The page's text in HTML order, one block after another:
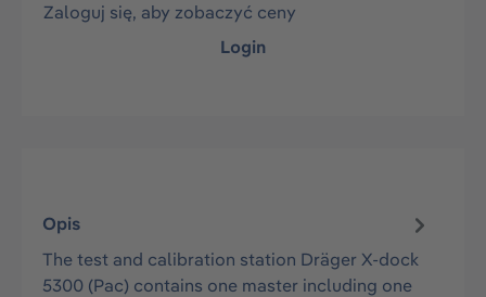
Zaloguj się, aby zobaczyć ceny
Login
Opis
The test and calibration station Dräger X-dock
5300 (Pac) contains one master including one